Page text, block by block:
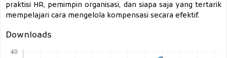
praktisi HR, pemimpin organisasi, dan siapa saja yang tertarik
mempelajari cara mengelola kompensasi secara efektif.
Downloads